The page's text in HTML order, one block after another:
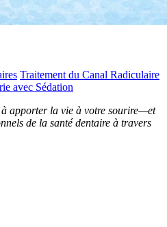
Traitement du Canal Radiculaire
avec Sédation
à apporter la vie à votre sourire—et
de la santé dentaire à travers